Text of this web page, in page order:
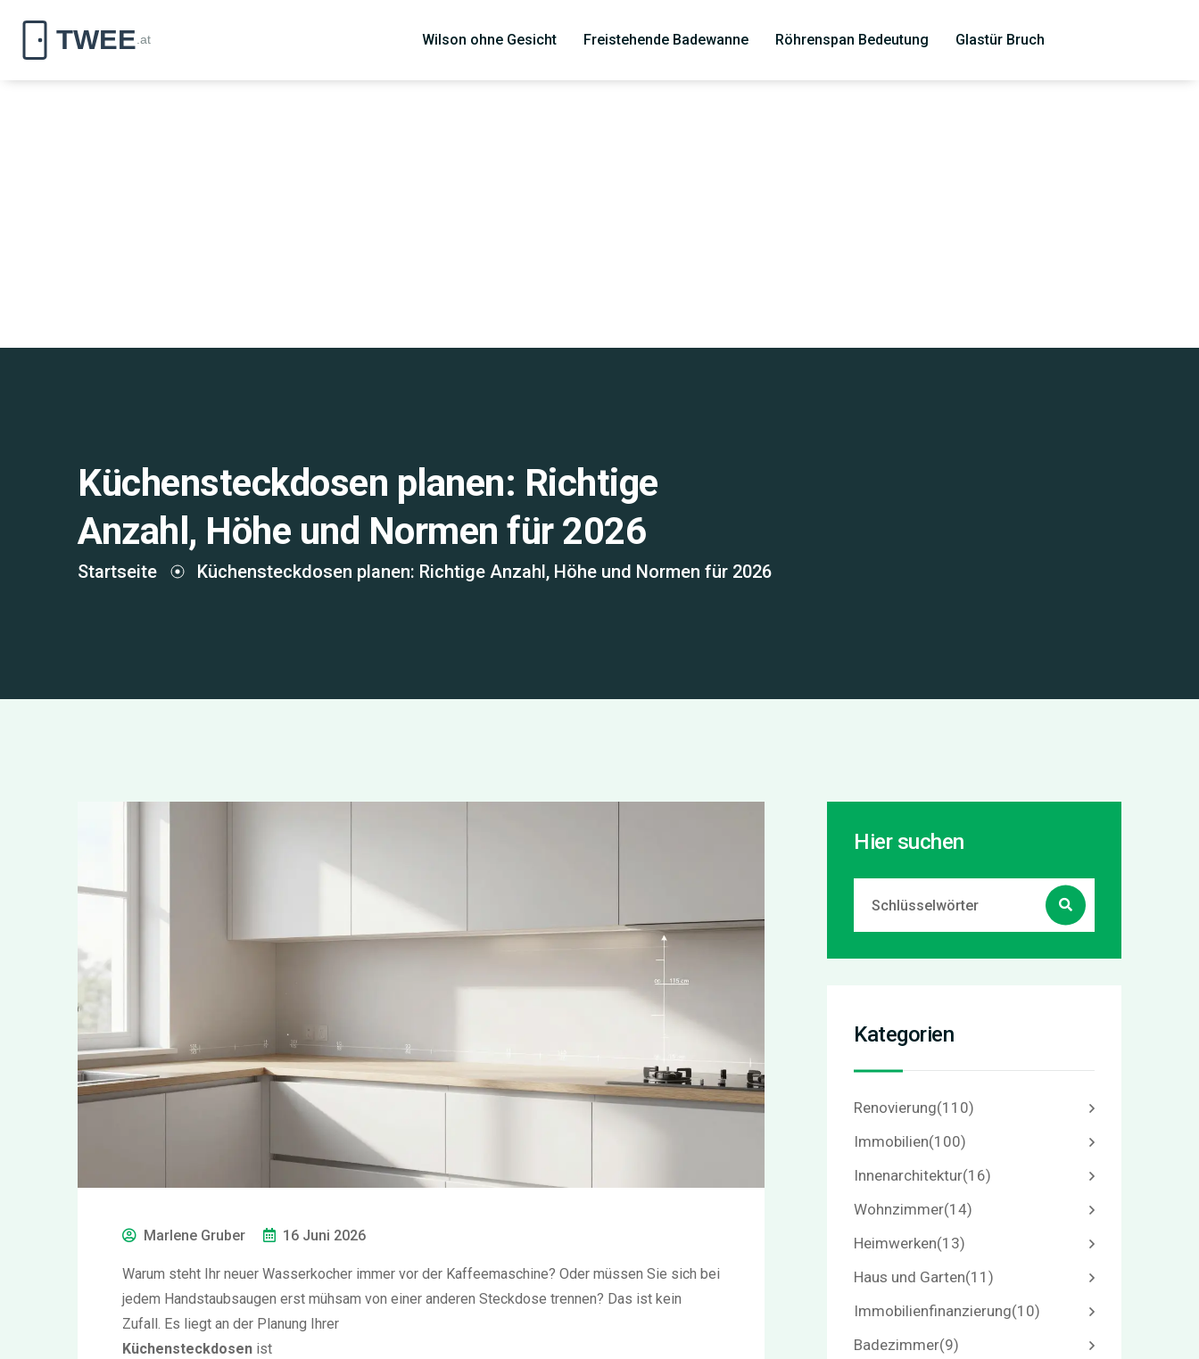
Wilson ohne Gesicht Freistehende Badewanne Röhrenspan Bedeutung Glastür Bruch
Küchensteckdosen planen: Richtige
Anzahl, Höhe und Normen für 2026
Startseite Küchensteckdosen planen: Richtige Anzahl, Höhe und Normen für 2026
Marlene Gruber 16 Juni 2026
Warum steht Ihr neuer Wasserkocher immer vor der Kaffeemaschine? Oder müssen Sie sich bei
jedem Handstaubsaugen erst mühsam von einer anderen Steckdose trennen? Das ist kein
Zufall. Es liegt an der Planung Ihrer
Küchensteckdosen ist
Hier suchen
Kategorien
Renovierung(110)
Immobilien(100)
Innenarchitektur(16)
Wohnzimmer(14)
Heimwerken(13)
Haus und Garten(11)
Immobilienfinanzierung(10)
Badezimmer(9)